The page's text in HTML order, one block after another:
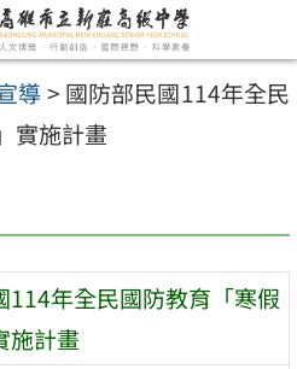
導 > 國防部民國114年全民
實施計畫
114年全民國防教育「寒假
施計畫